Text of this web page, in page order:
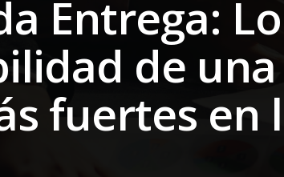
Entrega:
de
fuertes en